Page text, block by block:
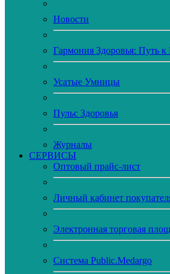
Новости
Гармония Здоровья: Путь
Усатые Умницы
Пульс Здоровья
Журналы
CЕРВИСЫ
Оптовый прайс-лист
Личный кабинет
Электронная торговая
Система Public.Medargo